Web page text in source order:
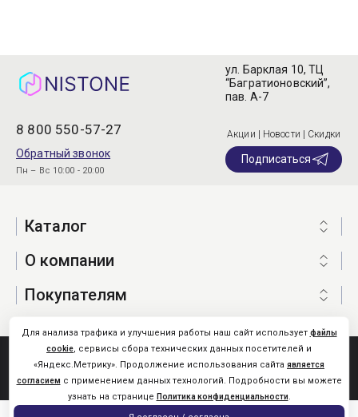
8 800 550-57-27
Обратный звонок
Пн – Вс 10:00 - 20:00
ул. Барклая 10, ТЦ
“Багратионовский”,
пав. А-7
Акции | Новости | Скидки
Подписаться
Каталог
О компании
Покупателям
Nistone.Ru © 2026
Карта сайта
Для анализа трафика и улучшения работы наш сайт использует файлы
cookie, сервисы сбора технических данных посетителей и
«Яндекс.Метрику». Продолжение использования сайта является
согласием с применением данных технологий. Подробности вы можете
узнать на странице Политика конфиденциальности.